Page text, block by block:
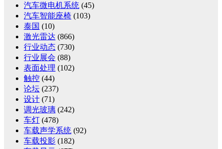
汽车微电机系统 (45)
汽车智能座椅 (103)
泰国 (10)
激光雷达 (866)
行业动态 (730)
行业展会 (88)
表面处理 (102)
触控 (44)
论坛 (237)
设计 (71)
调光玻璃 (242)
车灯 (478)
车载声学系统 (92)
车载投影 (182)